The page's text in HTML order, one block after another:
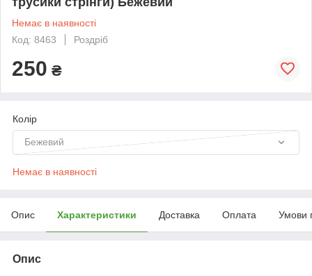
Немає в наявності
Код: 8463
Роздріб
250 ₴
Колір
Бежевий
Немає в наявності
Опис Характеристики Доставка Оплата Умови
Опис